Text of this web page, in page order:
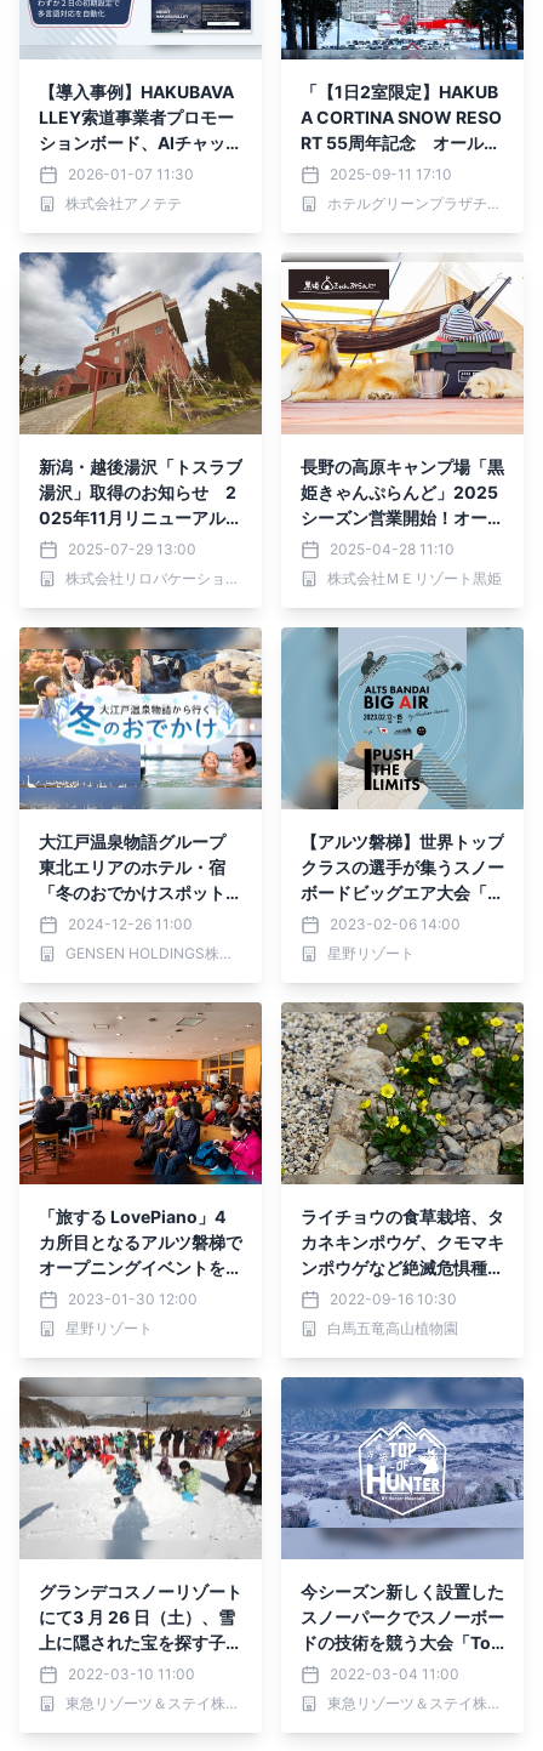
【導入事例】HAKUBAVA
LLEY索道事業者プロモー
ションボード、AIチャット
ボット「Tebot」で多言語
対応を自動化
2026-01-07 11:30
株式会社アノテテ
「【1日2室限定】HAKUB
A CORTINA SNOW RESO
RT 55周年記念 オールイ
ンクルーシブプラン」の販
売を開始！ホテルグリーン
プラザ白馬／白馬コルチナ
2025-09-11 17:10
ホテルグリーンプラザチェーン
新潟・越後湯沢「トスラブ
湯沢」取得のお知らせ 2
025年11月リニューアル開
業予定2025-07-29 13:00
株式会社リロバケーションズ
長野の高原キャンプ場「黒
姫きゃんぷらんど」2025
シーズン営業開始！オープ
ンキャンペーンでりんご薪
プレゼント実施★
2025-04-28 11:10
株式会社ＭＥリゾート黒姫
大江戸温泉物語グループ
東北エリアのホテル・宿
「冬のおでかけスポット」
特集ページを公開
2024-12-26 11:00
GENSEN HOLDINGS株式会社
【アルツ磐梯】世界トップ
クラスの選手が集うスノー
ボードビッグエア大会「FI
S ALTS BANDAI BIGAIR b
y Hoshino Resorts」開催
決定｜日程：2023年2月1
2023-02-06 14:00
星野リゾート
「旅する LovePiano」4
カ所目となるアルツ磐梯で
オープニングイベントを実
施しました ~福島県在住の
アーティストによる特別セ
ッションを披露~
2023-01-30 12:00
星野リゾート
ライチョウの食草栽培、タ
カネキンポウゲ、クモマキ
ンポウゲなど絶滅危惧種の
保全活動成果報告会を開催
【白馬五竜高山植物園 】
2022-09-16 10:30
白馬五竜高山植物園
グランデコスノーリゾート
にて3 月 26 日（土）、雪
上に隠された宝を探す子供
向けイベント「キッズ宝探
し大会 supported by 第一
生命」開催
2022-03-10 11:00
東急リゾーツ＆ステイ株式会社
今シーズン新しく設置した
スノーパークでスノーボー
ドの技術を競う大会「Top
Of Hunter（トップオブハ
ンター）」を開催
2022-03-04 11:00
東急リゾーツ＆ステイ株式会社